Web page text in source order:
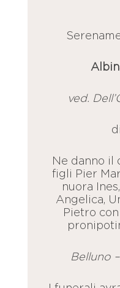
ved.
Ne danno il
figli Pier
nuora
Angelica,
Pietro
Belluno